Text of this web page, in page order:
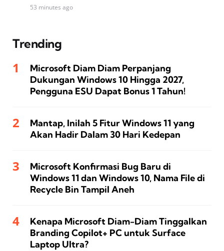
53 minutes ago
Trending
Microsoft Diam Diam Perpanjang
Dukungan Windows 10 Hingga 2027,
Pengguna ESU Dapat Bonus 1 Tahun!
Mantap, Inilah 5 Fitur Windows 11 yang
Akan Hadir Dalam 30 Hari Kedepan
Microsoft Konfirmasi Bug Baru di
Windows 11 dan Windows 10, Nama File di
Recycle Bin Tampil Aneh
Kenapa Microsoft Diam-Diam Tinggalkan
Branding Copilot+ PC untuk Surface
Laptop Ultra?